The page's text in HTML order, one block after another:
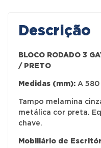
Descrição
BLOCO RODADO 3
/ PRETO
Medidas (mm): A 580
Tampo melamina
metálica cor preta.
chave.
Mobiliário de